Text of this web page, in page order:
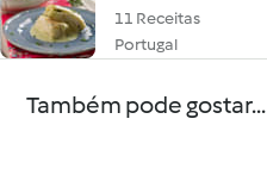
11 Receitas
Portugal
Também pode gostar...